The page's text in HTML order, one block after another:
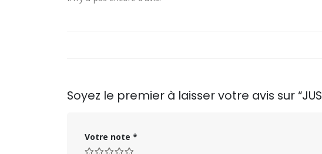
Soyez le premier à laisser votre avis sur “JUS
Votre note *